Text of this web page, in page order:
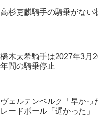
高杉吏麒騎手の騎乗がない
橋木太希騎手は2027年3月
年間の騎乗停止
ヴェルテンベルク「早かっ
レードボール「遅かった」